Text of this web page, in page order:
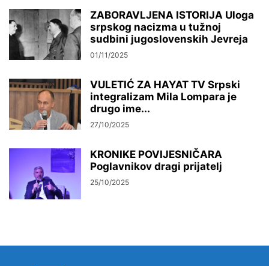
ZABORAVLJENA ISTORIJA Uloga
srpskog nacizma u tužnoj
sudbini jugoslovenskih Jevreja
01/11/2025
VULETIĆ ZA HAYAT TV Srpski
integralizam Mila Lompara je
drugo ime...
27/10/2025
KRONIKE POVIJESNIČARA
Poglavnikov dragi prijatelj
25/10/2025